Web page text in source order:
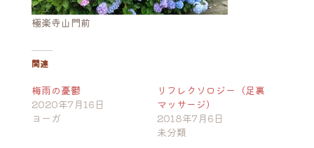
極楽寺山門前
関連
梅雨の憂鬱
2020年7月16日
ヨーガ
リフレクソロジー（足裏
マッサージ）
2018年7月6日
未分類